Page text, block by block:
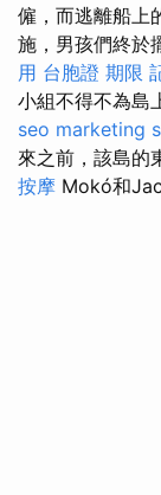
僱，而逃離船上
施，男孩們終於
用 台胞證 期限
小組不得不為島
seo marketing
來之前，該島的
按摩 Mokó和